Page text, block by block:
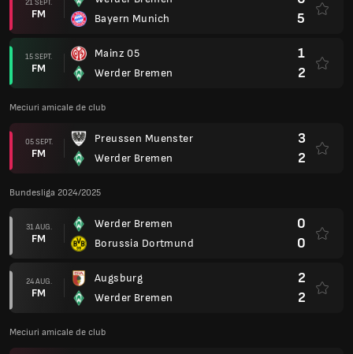
21 SEPT.
FM
Bayern Munich
5
15 SEPT.
FM
Mainz 05
Werder Bremen
1
2
Meciuri amicale de club
05 SEPT.
FM
Preussen Muenster
Werder Bremen
3
2
Bundesliga 2024/2025
31 AUG.
FM
Werder Bremen
Borussia Dortmund
0
0
24 AUG.
FM
Augsburg
Werder Bremen
2
2
Meciuri amicale de club